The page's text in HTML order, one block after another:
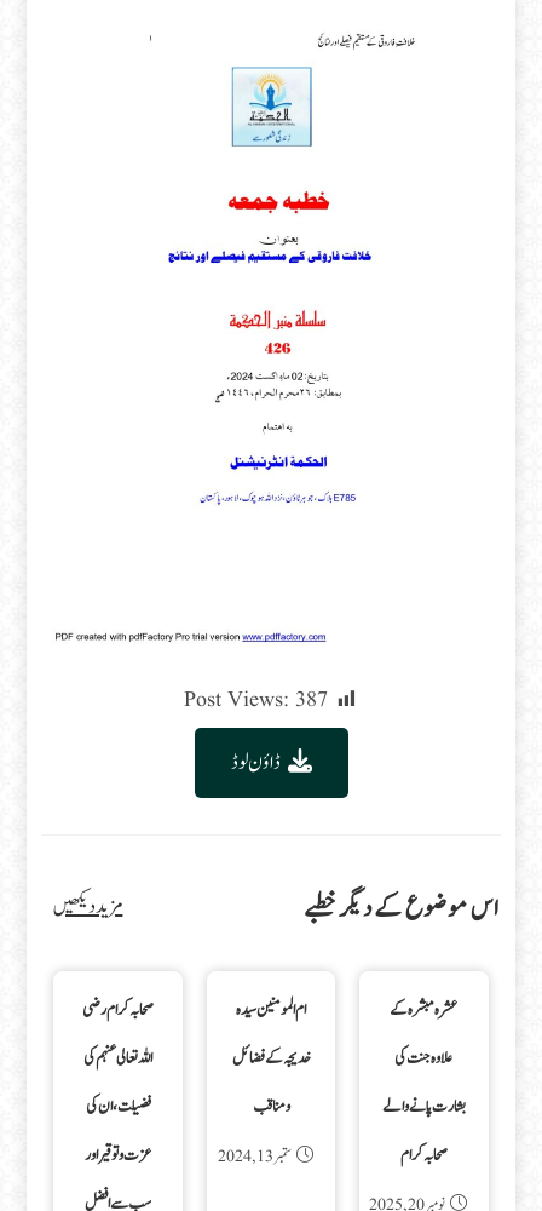
Post Views: 387
ڈاؤن لوڈ
اس موضوع کے دیگر خطبے مزید دیکھیں
عشرہ مبشرہ کے
علاوہ جنت کی
بشارت پانے والے
صحابہ کرام
نومبر 20, 2025
ام المومنین سیدہ
خدیجہ کے فضائل
ومناقب
ستمبر 13, 2024
صحابہ کرام رضی
اللہ تعالی عنہم کی
فضیلت، ان کی
عزت و توقیر اور
سب سے افضل